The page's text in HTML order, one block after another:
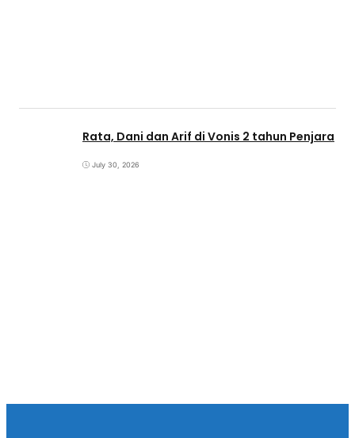
Rata, Dani dan Arif di Vonis 2 tahun Penjara
July 30, 2026